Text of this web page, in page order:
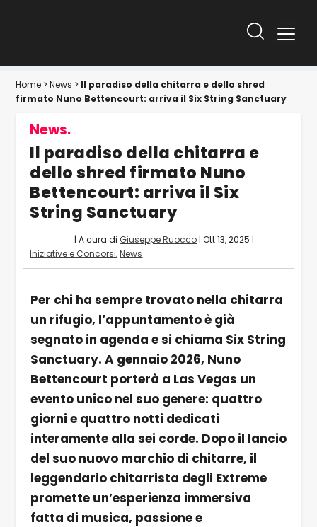
Home >News > Il paradiso della chitarra e dello shred
firmato Nuno Bettencourt: arriva il Six String Sanctuary
News.
Il paradiso della chitarra e
dello shred firmato Nuno
Bettencourt: arriva il Six
String Sanctuary
| A cura di Giuseppe Ruocco |Ott 13, 2025 |
Iniziative e Concorsi,News
Per chi ha sempre trovato nella chitarra
un rifugio, l’appuntamento è già
segnato in agenda e si chiama Six String
Sanctuary. A gennaio 2026, Nuno
Bettencourt porterà a Las Vegas un
evento unico nel suo genere: quattro
giorni e quattro notti dedicati
interamente alla sei corde. Dopo il lancio
del suo nuovo marchio di chitarre, il
leggendario chitarrista degli Extreme
promette un’esperienza immersiva
fatta di musica, passione e